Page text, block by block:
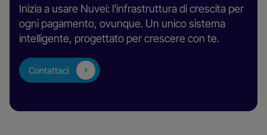
Inizia a usare Nuvei: l'infrastruttura di crescita per
ogni pagamento, ovunque. Un unico sistema
intelligente, progettato per crescere con te.
Contattaci